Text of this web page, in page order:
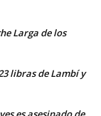
Larga de los
libras de Lambí y